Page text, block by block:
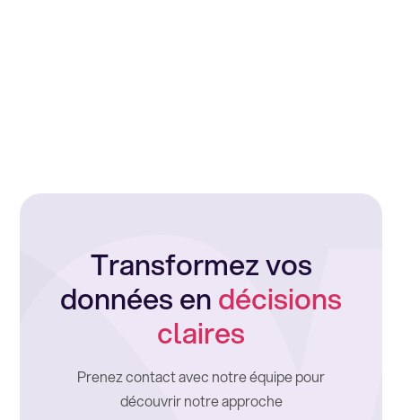
Transformez vos
données endécisions
claires
Prenez contact avec notre équipe pour
découvrir notre approche